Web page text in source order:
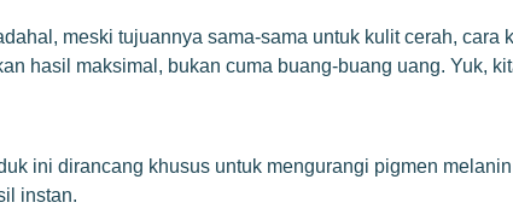
meski tujuannya sama-sama untuk kulit cerah, cara
hasil maksimal, bukan cuma buang-buang uang. Yuk,
ini dirancang khusus untuk mengurangi pigmen
instan.